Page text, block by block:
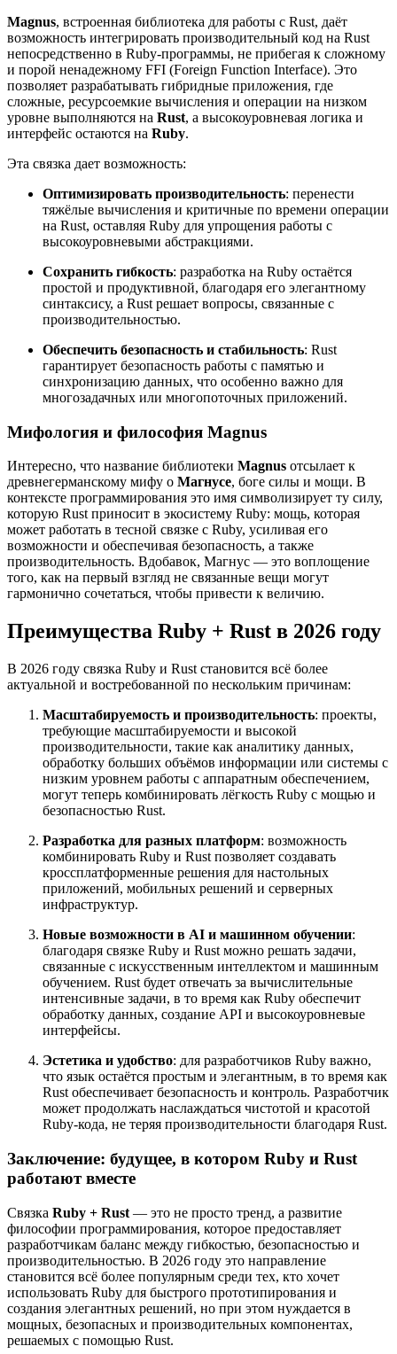
Magnus, встроенная библиотека для работы с Rust, даёт
возможность интегрировать производительный код на Rust
непосредственно в Ruby-программы, не прибегая к сложному
и порой ненадежному FFI (Foreign Function Interface). Это
позволяет разрабатывать гибридные приложения, где
сложные, ресурсоемкие вычисления и операции на низком
уровне выполняются на Rust, а высокоуровневая логика и
интерфейс остаются на Ruby.
Эта связка дает возможность:
Оптимизировать производительность: перенести
тяжёлые вычисления и критичные по времени операции
на Rust, оставляя Ruby для упрощения работы с
высокоуровневыми абстракциями.
Сохранить гибкость: разработка на Ruby остаётся
простой и продуктивной, благодаря его элегантному
синтаксису, а Rust решает вопросы, связанные с
производительностью.
Обеспечить безопасность и стабильность: Rust
гарантирует безопасность работы с памятью и
синхронизацию данных, что особенно важно для
многозадачных или многопоточных приложений.
Мифология и философия Magnus
Интересно, что название библиотеки Magnus отсылает к
древнегерманскому мифу о Магнусе, боге силы и мощи. В
контексте программирования это имя символизирует ту силу,
которую Rust приносит в экосистему Ruby: мощь, которая
может работать в тесной связке с Ruby, усиливая его
возможности и обеспечивая безопасность, а также
производительность. Вдобавок, Магнус — это воплощение
того, как на первый взгляд не связанные вещи могут
гармонично сочетаться, чтобы привести к величию.
Преимущества Ruby + Rust в 2026 году
В 2026 году связка Ruby и Rust становится всё более
актуальной и востребованной по нескольким причинам:
Масштабируемость и производительность: проекты,
требующие масштабируемости и высокой
производительности, такие как аналитику данных,
обработку больших объёмов информации или системы с
низким уровнем работы с аппаратным обеспечением,
могут теперь комбинировать лёгкость Ruby с мощью и
безопасностью Rust.
Разработка для разных платформ: возможность
комбинировать Ruby и Rust позволяет создавать
кроссплатформенные решения для настольных
приложений, мобильных решений и серверных
инфраструктур.
Новые возможности в AI и машинном обучении:
благодаря связке Ruby и Rust можно решать задачи,
связанные с искусственным интеллектом и машинным
обучением. Rust будет отвечать за вычислительные
интенсивные задачи, в то время как Ruby обеспечит
обработку данных, создание API и высокоуровневые
интерфейсы.
Эстетика и удобство: для разработчиков Ruby важно,
что язык остаётся простым и элегантным, в то время как
Rust обеспечивает безопасность и контроль. Разработчик
может продолжать наслаждаться чистотой и красотой
Ruby-кода, не теряя производительности благодаря Rust.
Заключение: будущее, в котором Ruby и Rust
работают вместе
Связка Ruby + Rust — это не просто тренд, а развитие
философии программирования, которое предоставляет
разработчикам баланс между гибкостью, безопасностью и
производительностью. В 2026 году это направление
становится всё более популярным среди тех, кто хочет
использовать Ruby для быстрого прототипирования и
создания элегантных решений, но при этом нуждается в
мощных, безопасных и производительных компонентах,
решаемых с помощью Rust.